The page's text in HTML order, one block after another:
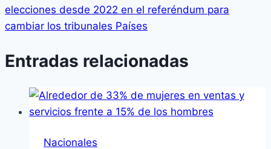
elecciones desde 2022 en el referéndum para
cambiar los tribunales Países
Entradas relacionadas
Nacionales